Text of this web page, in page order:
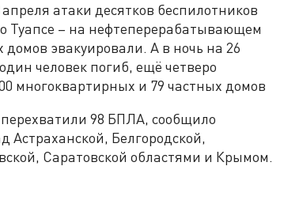
атаки десятков беспилотников
Туапсе – на нефтеперерабатывающем
эвакуировали. А в ночь на 26
человек погиб, ещё четверо
многоквартирных и 79 частных домов
перехватили 98 БПЛА, сообщило
Белгородской,
Саратовской областями и Крымом.